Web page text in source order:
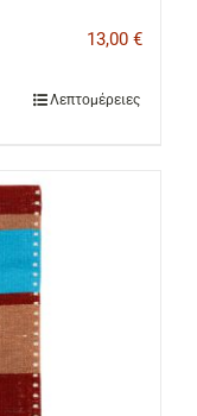
13,00 €
Λεπτομέρειες